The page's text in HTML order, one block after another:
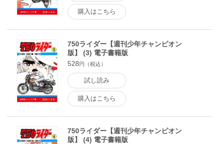
購入はこちら
750ライダー【週刊少年チャンピオン
版】 (3) 電子書籍版
528円（税込）
試し読み
購入はこちら
750ライダー【週刊少年チャンピオン
版】 (4) 電子書籍版